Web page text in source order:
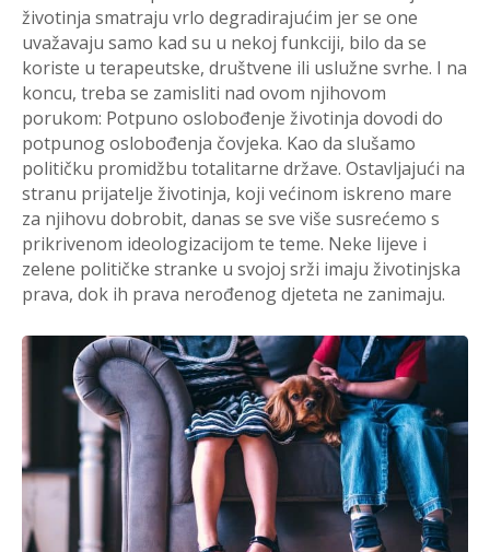
životinja smatraju vrlo degradirajućim jer se one
uvažavaju samo kad su u nekoj funkciji, bilo da se
koriste u terapeutske, društvene ili uslužne svrhe. I na
koncu, treba se zamisliti nad ovom njihovom
porukom: Potpuno oslobođenje životinja dovodi do
potpunog oslobođenja čovjeka. Kao da slušamo
političku promidžbu totalitarne države. Ostavljajući na
stranu prijatelje životinja, koji većinom iskreno mare
za njihovu dobrobit, danas se sve više susrećemo s
prikrivenom ideologizacijom te teme. Neke lijeve i
zelene političke stranke u svojoj srži imaju životinjska
prava, dok ih prava nerođenog djeteta ne zanimaju.